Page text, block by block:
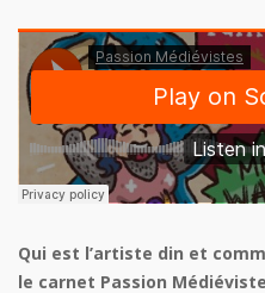
Qui est l’artiste din et
le carnet Passion